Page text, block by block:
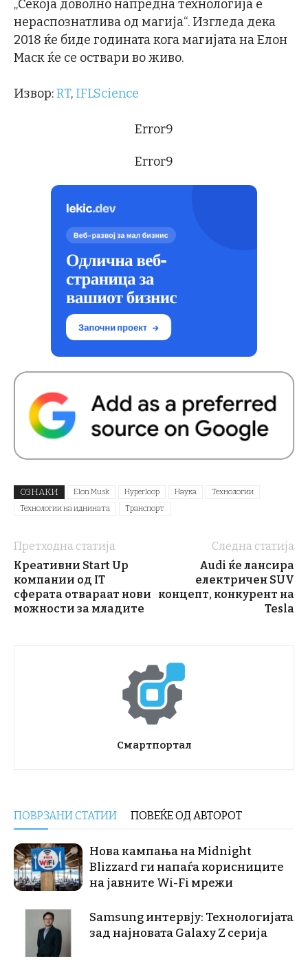
„Секоја доволно напредна технологија е
нераспознатлива од магија“. Изгледа дека
2018 ќе биде годината кога магијата на Елон
Маск ќе се оствари во живо.
Извор:RT, IFLScience
Error9
Error9
ОЗНАКИ Elon Musk Hyperloop Наука
Технологии
Технологии на иднината
Транспорт
Претходна статија
Креативни Start Up
компании од IT
сферата отвараат нови
можности за младите
Следна статија
Audi ќе лансира
електричен SUV
концепт, конкурент на
Tesla
Смартпортал
ПОВРЗАНИ СТАТИИ ПОВЕЌЕ ОД АВТОРОТ
Нова кампања на Midnight
Blizzard ги напаѓа корисниците
на јавните Wi-Fi мрежи
Samsung интервју: Технологијата
зад најновата Galaxy Z серија